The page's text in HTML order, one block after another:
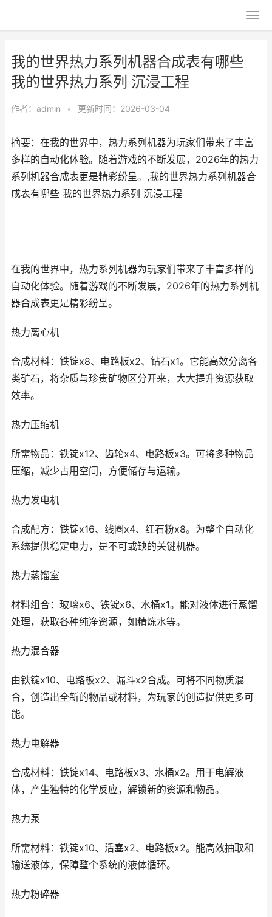
我的世界热力系列机器合成表有哪些
我的世界热力系列 沉浸工程
作者： admin • 更新时间：2026-03-04
摘要：在我的世界中，热力系列机器为玩家们带来了丰富
多样的自动化体验。随着游戏的不断发展，2026年的热力
系列机器合成表更是精彩纷呈。,我的世界热力系列机器合
成表有哪些 我的世界热力系列 沉浸工程
在我的世界中，热力系列机器为玩家们带来了丰富多样的
自动化体验。随着游戏的不断发展，2026年的热力系列机
器合成表更是精彩纷呈。
热力离心机
合成材料：铁锭x8、电路板x2、钻石x1。它能高效分离各
类矿石，将杂质与珍贵矿物区分开来，大大提升资源获取
效率。
热力压缩机
所需物品：铁锭x12、齿轮x4、电路板x3。可将多种物品
压缩，减少占用空间，方便储存与运输。
热力发电机
合成配方：铁锭x16、线圈x4、红石粉x8。为整个自动化
系统提供稳定电力，是不可或缺的关键机器。
热力蒸馏室
材料组合：玻璃x6、铁锭x6、水桶x1。能对液体进行蒸馏
处理，获取各种纯净资源，如精炼水等。
热力混合器
由铁锭x10、电路板x2、漏斗x2合成。可将不同物质混
合，创造出全新的物品或材料，为玩家的创造提供更多可
能。
热力电解器
合成材料：铁锭x14、电路板x3、水桶x2。用于电解液
体，产生独特的化学反应，解锁新的资源和物品。
热力泵
所需材料：铁锭x10、活塞x2、电路板x2。能高效抽取和
输送液体，保障整个系统的液体循环。
热力粉碎器